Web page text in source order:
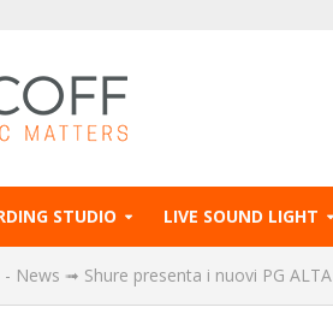
STUDIO LIVE SOUND LIGHT
- News ➟ Shure presenta i nuovi PG ALTA